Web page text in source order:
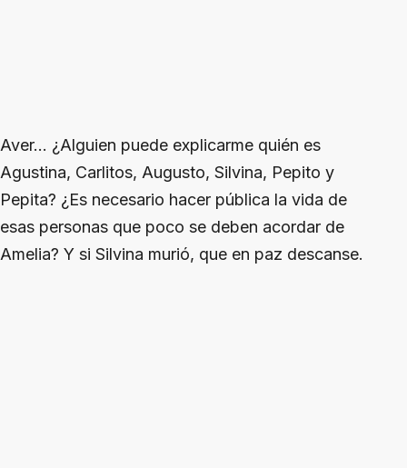
Aver… ¿Alguien puede explicarme quién es
Agustina, Carlitos, Augusto, Silvina, Pepito y
Pepita? ¿Es necesario hacer pública la vida de
esas personas que poco se deben acordar de
Amelia? Y si Silvina murió, que en paz descanse.